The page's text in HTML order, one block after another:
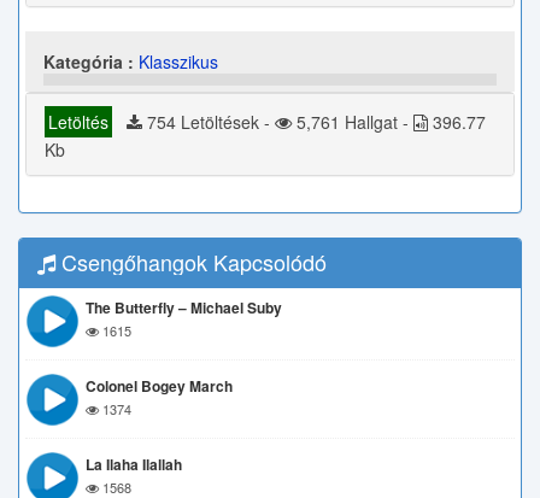
Kategória : Klasszikus
Letöltés 754 Letöltések - 5,761 Hallgat -
396.77
Kb
Csengőhangok Kapcsolódó
The Butterfly – Michael Suby
1615
Colonel Bogey March
1374
La Ilaha Ilallah
1568